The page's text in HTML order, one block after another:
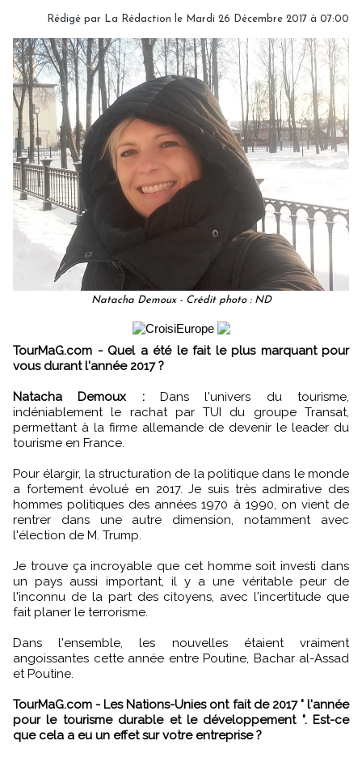
Rédigé par La Rédaction le Mardi 26 Décembre 2017 à 07:00
Natacha Demoux - Crédit photo : ND
TourMaG.com - Quel a été le fait le plus marquant pour
vous durant l'année 2017 ?
Natacha Demoux :Dans l'univers du tourisme,
indéniablement le rachat par TUI du groupe Transat,
permettant à la firme allemande de devenir le leader du
tourisme en France.
Pour élargir, la structuration de la politique dans le monde
a fortement évolué en 2017. Je suis très admirative des
hommes politiques des années 1970 à 1990, on vient de
rentrer dans une autre dimension, notamment avec
l'élection de M. Trump.
Je trouve ça incroyable que cet homme soit investi dans
un pays aussi important, il y a une véritable peur de
l'inconnu de la part des citoyens, avec l'incertitude que
fait planer le terrorisme.
Dans l'ensemble, les nouvelles étaient vraiment
angoissantes cette année entre Poutine, Bachar al-Assad
et Poutine.
TourMaG.com - Les Nations-Unies ont fait de 2017 " l'année
pour le tourisme durable et le développement ". Est-ce
que cela a eu un effet sur votre entreprise ?